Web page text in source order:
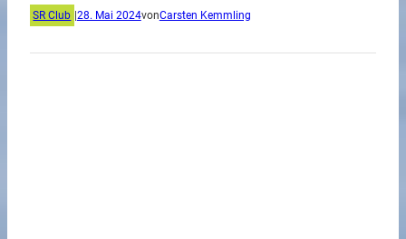
SR Club 28. Mai 2024vonCarsten Kemmling